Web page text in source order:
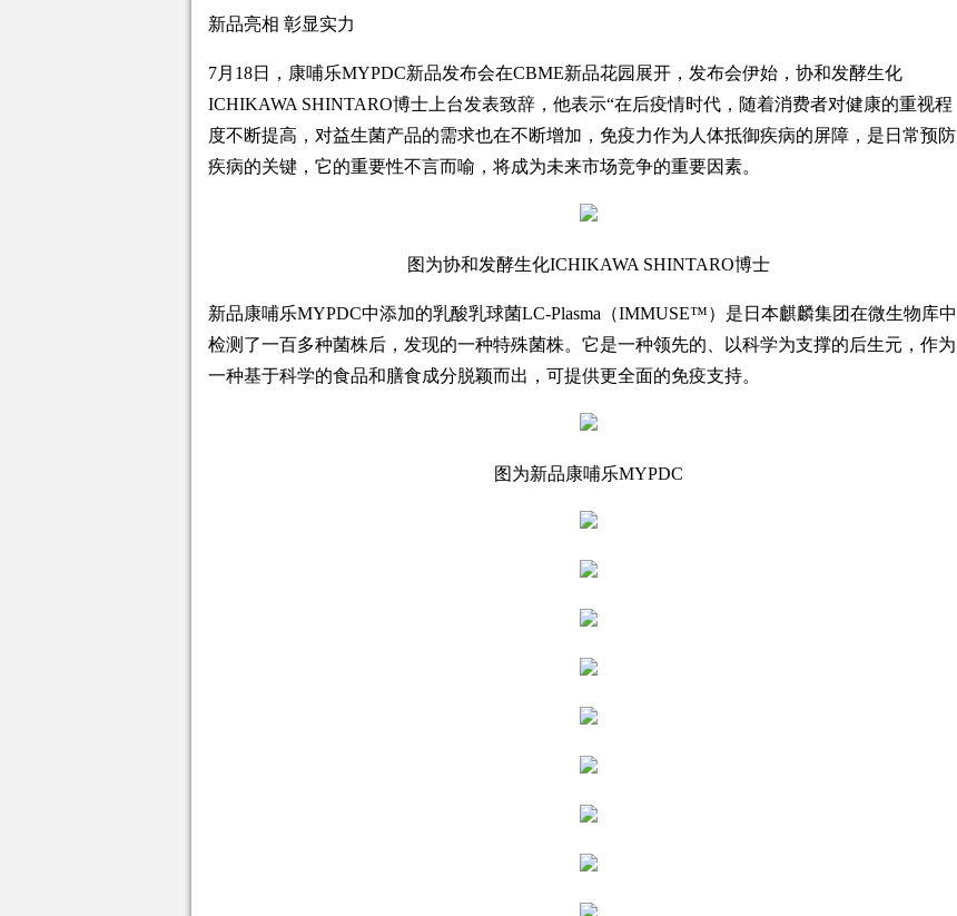
新品亮相 彰显实力
7月18日，康哺乐MYPDC新品发布会在CBME新品花园展开，发布会伊始，协和发酵生化
ICHIKAWA SHINTARO博士上台发表致辞，他表示“在后疫情时代，随着消费者对健康的重视程
度不断提高，对益生菌产品的需求也在不断增加，免疫力作为人体抵御疾病的屏障，是日常预防
疾病的关键，它的重要性不言而喻，将成为未来市场竞争的重要因素。
图为协和发酵生化ICHIKAWA SHINTARO博士
新品康哺乐MYPDC中添加的乳酸乳球菌LC-Plasma（IMMUSE™）是日本麒麟集团在微生物库中
检测了一百多种菌株后，发现的一种特殊菌株。它是一种领先的、以科学为支撑的后生元，作为
一种基于科学的食品和膳食成分脱颖而出，可提供更全面的免疫支持。
图为新品康哺乐MYPDC